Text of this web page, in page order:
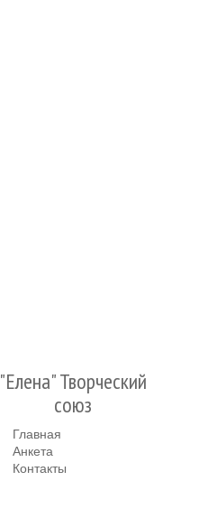
"Елена" Творческий
союз
Главная
Анкета
Контакты